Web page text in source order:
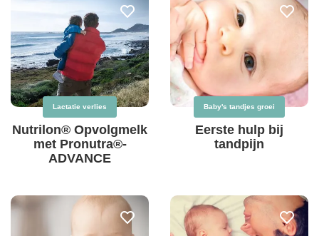
Lactatie verlies
Nutrilon® Opvolgmelk
met Pronutra®-
ADVANCE
Baby's tandjes groei
Eerste hulp bij
tandpijn